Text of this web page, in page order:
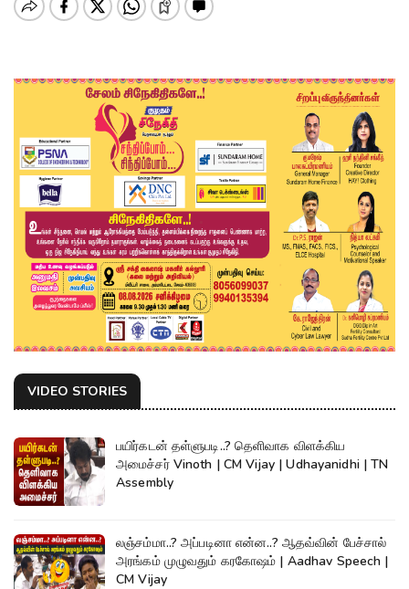
VIDEO STORIES
பயிர்கடன் தள்ளுபடி..? தெளிவாக விளக்கிய
அமைச்சர் Vinoth | CM Vijay | Udhayanidhi | TN
Assembly
லஞ்சம்மா..? அப்படினா என்ன..? ஆதவ்வின் பேச்சால்
அரங்கம் முழுவதும் கரகோஷம் | Aadhav Speech |
CM Vijay